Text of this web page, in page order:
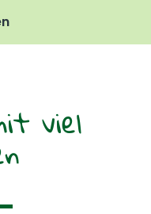
viel